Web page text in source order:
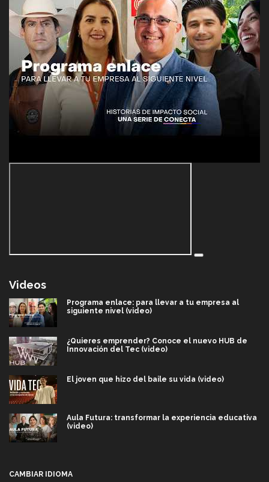
Videos
Programa enlace: para llevar a tu empresa al
siguiente nivel (video)
¿Quieres emprender? Conoce el nuevo HUB de
Innovación del Tec (video)
El joven que hizo del baile su vida (video)
Aula Futura: transformar la experiencia educativa
(video)
CAMBIAR IDIOMA